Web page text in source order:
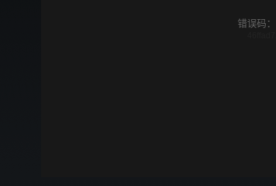
错误码：